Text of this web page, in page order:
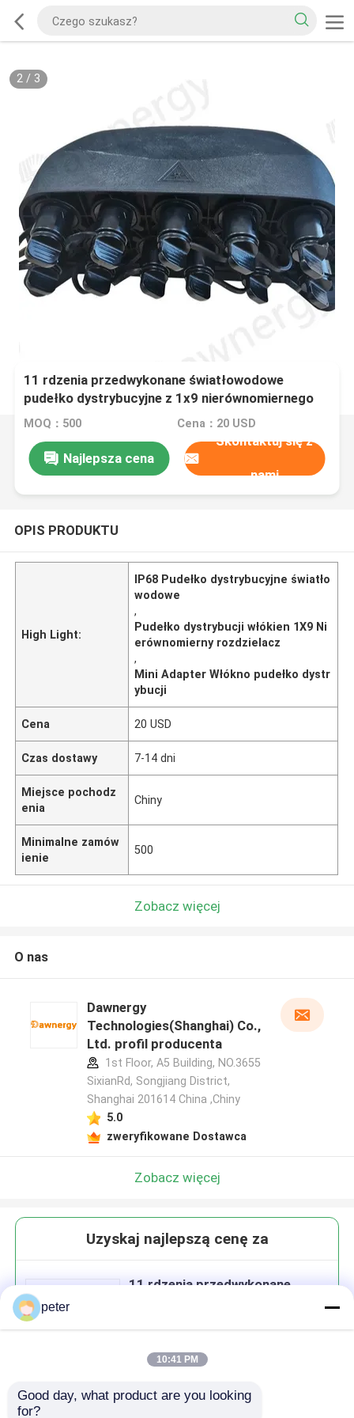
2/ 3
11 rdzenia przedwykonane światłowodowe
pudełko dystrybucyjne z 1x9 nierównomiernego
rozdzielacza PLC
MOQ：500 Cena：20 USD
Najlepsza cena
Skontaktuj się z
nami
OPIS PRODUKTU
High Light:
IP68 Pudełko dystrybucyjne światło
wodowe
,
Pudełko dystrybucji włókien 1X9 Ni
erównomierny rozdzielacz
,
Mini Adapter Włókno pudełko dystr
ybucji
Cena 20 USD
Czas dostawy 7-14 dni
Miejsce pochodz
enia
Chiny
Minimalne zamów
ienie
500
Zobacz więcej
O nas
Dawnergy
Technologies(Shanghai) Co.,
Ltd. profil producenta
1st Floor, A5 Building, NO.3655
SixianRd, Songjiang District,
Shanghai 201614 China ,Chiny
5.0
zweryfikowane Dostawca
Zobacz więcej
Uzyskaj najlepszą cenę za
11 rdzenia przedwykonane
PLC
Kontyntynuj
peter
10:41 PM
Good day, what product are you looking
for?